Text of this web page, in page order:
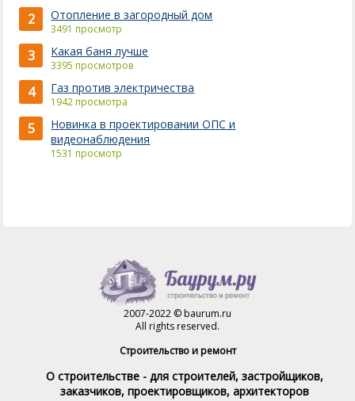
2 Отопление в загородный дом
3491 просмотр
3 Какая баня лучше
3395 просмотров
4 Газ против электричества
1942 просмотра
5
Новинка в проектировании ОПС и
видеонаблюдения
1531 просмотр
2007-2022 © baurum.ru
All rights reserved.
Строительство и ремонт
О строительстве - для строителей, застройщиков,
заказчиков, проектировщиков, архитекторов